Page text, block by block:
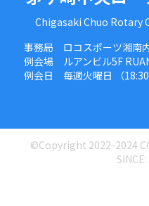
Chigasaki Chuo Rotary
事務局 ロコスポーツ湘
例会場 ルアンビル5F
例会日 毎週火曜日 （
©Copyright 2022-2024